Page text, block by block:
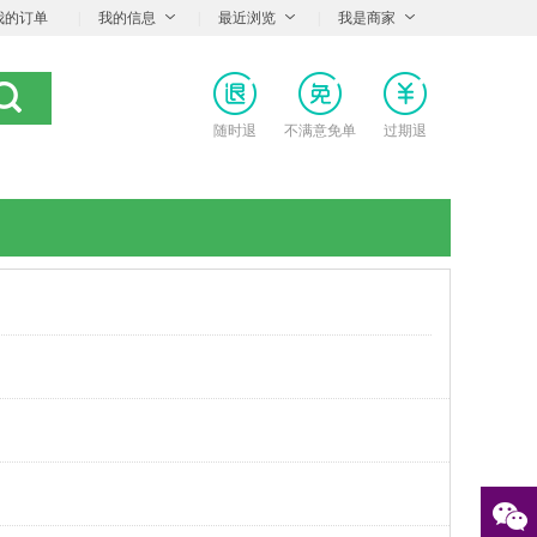
的订单 我的信息 最近浏览 我是商家
随时退 不满意免单 过期退